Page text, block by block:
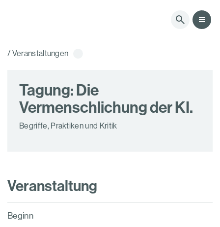
/ Veranstaltungen
Tagung: Die
Vermenschlichung der KI.
Begriffe, Praktiken und Kritik
Veranstaltung
Beginn